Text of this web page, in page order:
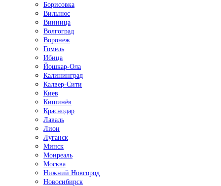
Борисовка
Вильнюс
Винница
Волгоград
Воронеж
Гомель
Ибица
Йошкар-Ола
Калининград
Калвер-Сити
Киев
Кишинёв
Краснодар
Лаваль
Лион
Луганск
Минск
Монреаль
Москва
Нижний Новгород
Новосибирск